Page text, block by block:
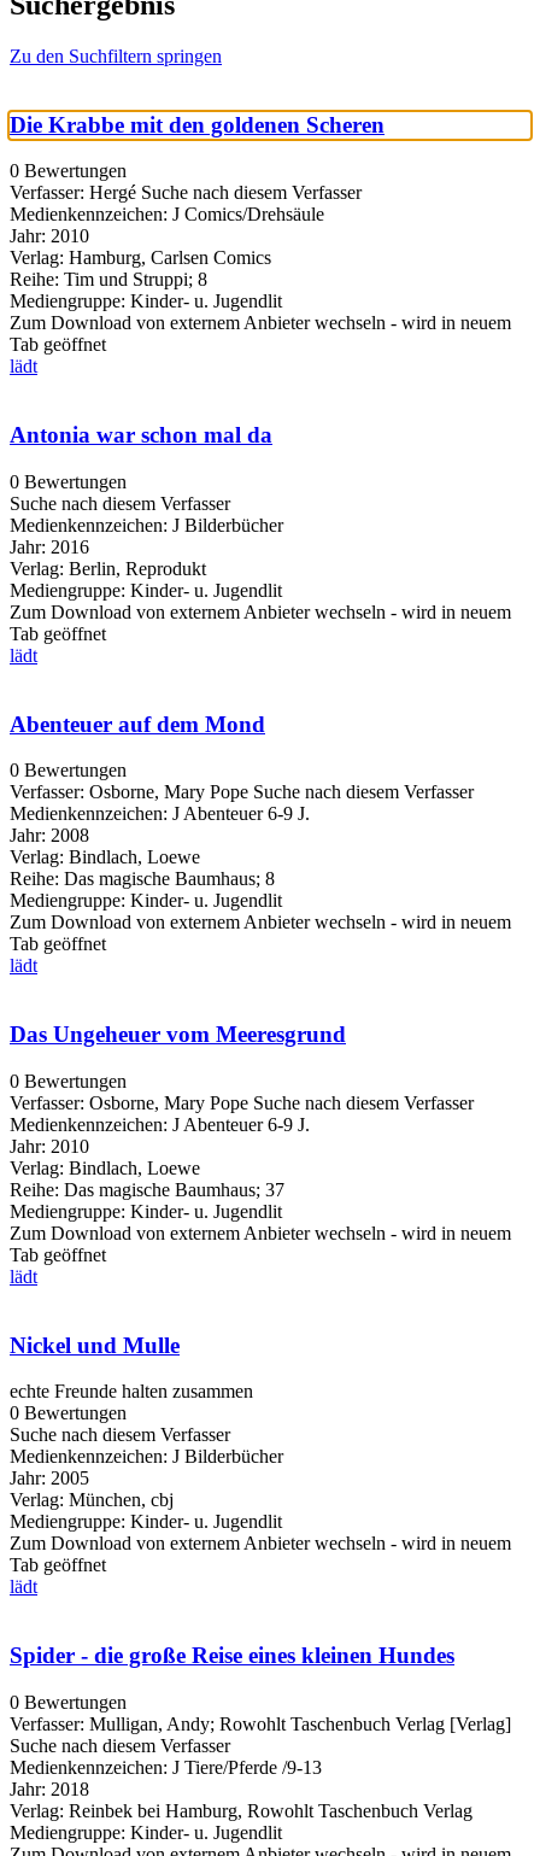
Zu den Suchfiltern springen
Die Krabbe mit den goldenen Scheren
0 Bewertungen
Verfasser: Hergé Suche nach diesem Verfasser
Medienkennzeichen: J Comics/Drehsäule
Jahr: 2010
Verlag: Hamburg, Carlsen Comics
Reihe: Tim und Struppi; 8
Mediengruppe: Kinder- u. Jugendlit
Zum Download von externem Anbieter wechseln - wird in neuem
Tab geöffnet
lädt
Antonia war schon mal da
0 Bewertungen
Suche nach diesem Verfasser
Medienkennzeichen: J Bilderbücher
Jahr: 2016
Verlag: Berlin, Reprodukt
Mediengruppe: Kinder- u. Jugendlit
Zum Download von externem Anbieter wechseln - wird in neuem
Tab geöffnet
lädt
Abenteuer auf dem Mond
0 Bewertungen
Verfasser: Osborne, Mary Pope Suche nach diesem Verfasser
Medienkennzeichen: J Abenteuer 6-9 J.
Jahr: 2008
Verlag: Bindlach, Loewe
Reihe: Das magische Baumhaus; 8
Mediengruppe: Kinder- u. Jugendlit
Zum Download von externem Anbieter wechseln - wird in neuem
Tab geöffnet
lädt
Das Ungeheuer vom Meeresgrund
0 Bewertungen
Verfasser: Osborne, Mary Pope Suche nach diesem Verfasser
Medienkennzeichen: J Abenteuer 6-9 J.
Jahr: 2010
Verlag: Bindlach, Loewe
Reihe: Das magische Baumhaus; 37
Mediengruppe: Kinder- u. Jugendlit
Zum Download von externem Anbieter wechseln - wird in neuem
Tab geöffnet
lädt
Nickel und Mulle
echte Freunde halten zusammen
0 Bewertungen
Suche nach diesem Verfasser
Medienkennzeichen: J Bilderbücher
Jahr: 2005
Verlag: München, cbj
Mediengruppe: Kinder- u. Jugendlit
Zum Download von externem Anbieter wechseln - wird in neuem
Tab geöffnet
lädt
Spider - die große Reise eines kleinen Hundes
0 Bewertungen
Verfasser: Mulligan, Andy; Rowohlt Taschenbuch Verlag [Verlag]
Suche nach diesem Verfasser
Medienkennzeichen: J Tiere/Pferde /9-13
Jahr: 2018
Verlag: Reinbek bei Hamburg, Rowohlt Taschenbuch Verlag
Mediengruppe: Kinder- u. Jugendlit